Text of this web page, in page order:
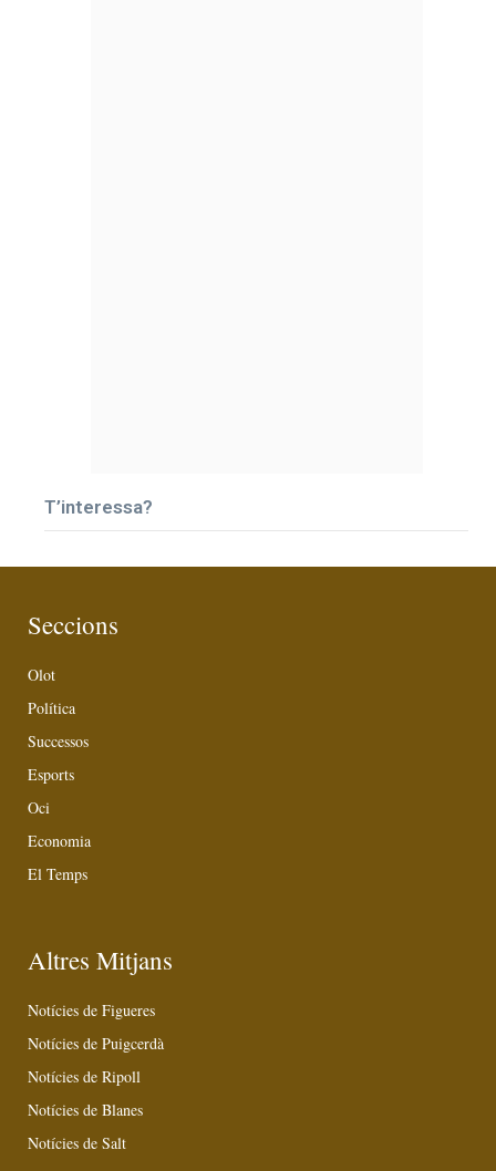
T’interessa?
Seccions
Olot
Política
Successos
Esports
Oci
Economia
El Temps
Altres Mitjans
Notícies de Figueres
Notícies de Puigcerdà
Notícies de Ripoll
Notícies de Blanes
Notícies de Salt